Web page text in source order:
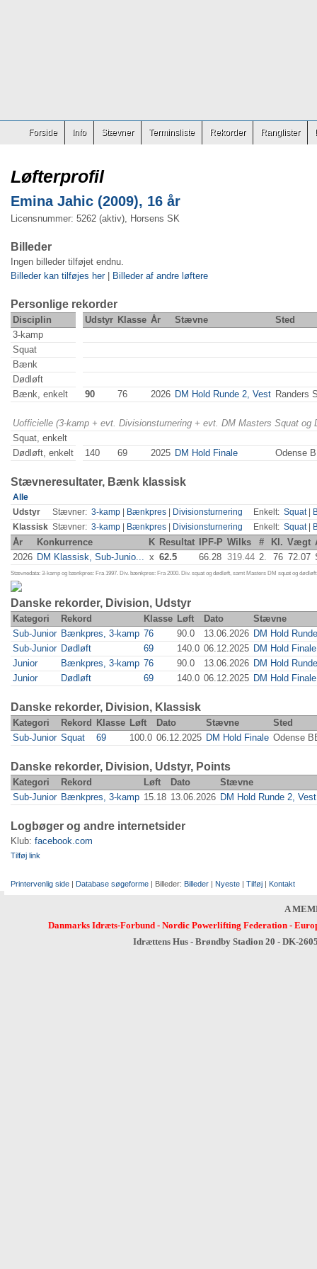
Forside Info Stævner Terminsliste Rekorder Ranglister
Løfterprofil
Emina Jahic (2009), 16 år
Licensnummer: 5262 (aktiv), Horsens SK
Billeder
Ingen billeder tilføjet endnu.
Billeder kan tilføjes her| Billeder af andre løftere
Personlige rekorder
Disciplin Udstyr Klasse År Stævne
Sted
3-kamp
Squat
Bænk
Dødløft
Bænk, enkelt
90 76 2026 DM Hold Runde 2, Vest Randers
Uofficielle (3-kamp + evt. Divisionsturnering + evt. DM Masters Squat
Squat, enkelt
Dødløft, enkelt
140 69 2025 DM Hold Finale Odense
Stævneresultater, Bænk klassisk
Alle
Udstyr
Stævner: 3-kamp Bænkpres Divisionsturnering Enkelt: Squat|
Klassisk Stævner: 3-kamp Bænkpres Divisionsturnering Enkelt: Squat|
År Konkurrence K Resultat IPF-P Wilks # Kl. Vægt
2026 DM Klassisk, Sub-Junio... x 62.5 66.28 319.44 2. 76 72.07
Stævnedata: 3-kamp og bænkpres: Fra 1997. Div. bænkpres: Fra 2000. Div. squat og dødløft, samt Masters DM squat og
Danske rekorder, Division, Udstyr
Kategori Rekord Klasse Løft Dato
Stævne
Sub-Junior Bænkpres, 3-kamp 76 90.0 13.06.2026 DM Hold
Sub-Junior Dødløft 69 140.0 06.12.2025 DM Hold Finale
Junior
Bænkpres, 3-kamp 76 90.0 13.06.2026 DM Hold
Junior
Dødløft 69 140.0 06.12.2025 DM Hold Finale
Danske rekorder, Division, Klassisk
Kategori Rekord Klasse Løft Dato Stævne
Sted
Sub-Junior Squat 69 100.0 06.12.2025 DM Hold Finale Odense
Danske rekorder, Division, Udstyr, Points
Kategori Rekord Løft Dato
Stævne
Sub-Junior Bænkpres, 3-kamp 15.18 13.06.2026 DM Hold Runde 2, Vest
Logbøger og andre internetsider
Klub: facebook.com
Tilføj link
Printervenlig side | Database søgeforme | Billeder: Billeder | Nyeste | Tilføj | Kontakt
A
Danmarks Idræts-Forbund- Nordic Powerlifting Federation-
Idrættens Hus - Brøndby Stadion 20 - DK-